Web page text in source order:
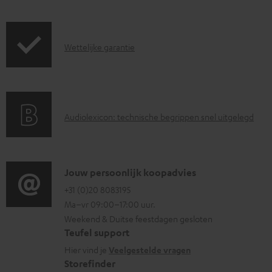
d
m
t
e
n
e
n
r
m
a
t
i
G
n
e
i
n
f
o
r
Wettelijke garantie
A
i
o
g
l
o
s
Audiolexicon: technische begrippen snel uitgelegd
C
o
n
t
a
c
Jouw persoonlijk koopadvies
+31 (0)20 8083195
Ma–vr 09:00–17:00 uur.
Weekend & Duitse feestdagen gesloten
Teufel support
Hier vind je
Storefinder